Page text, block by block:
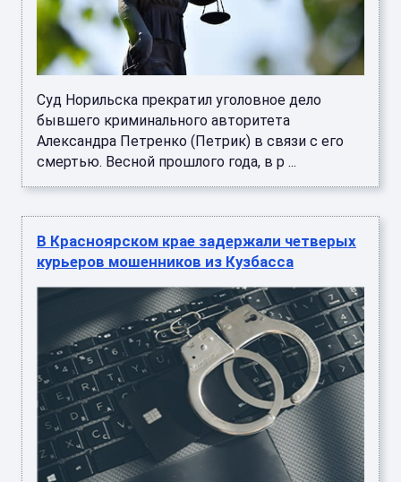
Суд Норильска прекратил уголовное дело
бывшего криминального авторитета
Александра Петренко (Петрик) в связи с его
смертью. Весной прошлого года, в р ...
В Красноярском крае задержали четверых
курьеров мошенников из Кузбасса